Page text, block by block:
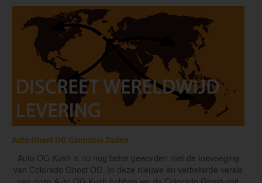
Auto Ghost OG Cannabis Zaden
Auto OG Kush is nu nog beter geworden met de toevoeging
van Colorado Ghost OG. In deze nieuwe en verbeterde versie